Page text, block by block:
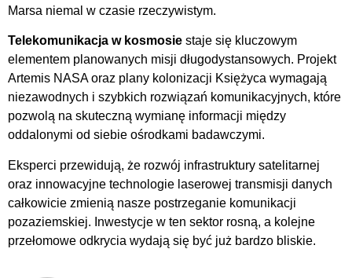
Marsa niemal w czasie rzeczywistym.
Telekomunikacja w kosmosie staje się kluczowym
elementem planowanych misji długodystansowych. Projekt
Artemis NASA oraz plany kolonizacji Księżyca wymagają
niezawodnych i szybkich rozwiązań komunikacyjnych, które
pozwolą na skuteczną wymianę informacji między
oddalonymi od siebie ośrodkami badawczymi.
Eksperci przewidują, że rozwój infrastruktury satelitarnej
oraz innowacyjne technologie laserowej transmisji danych
całkowicie zmienią nasze postrzeganie komunikacji
pozaziemskiej. Inwestycje w ten sektor rosną, a kolejne
przełomowe odkrycia wydają się być już bardzo bliskie.